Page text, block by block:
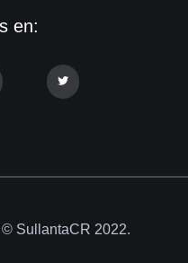
en:
© SullantaCR 2022.